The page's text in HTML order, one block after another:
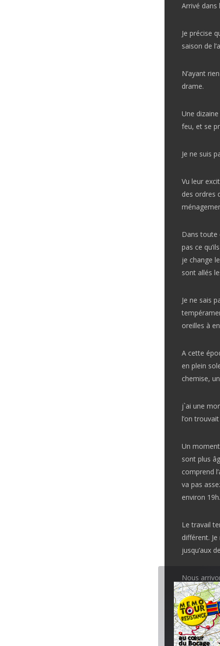
Arrivé dans
Je précise
saison de
N’ayant
drame.
Une
feu, et se
Je ne suis
Vu leur
des ordres
Dans toute
pas ce
je change
sont allés
Je ne sais
oreilles à
A cette
en plein
chemise,
j`ai une
l’on
Un
sont plus
comprend
va pas
environ
Le travail
différent.
jusqu’aux
Nous
très
Il y en a
font
Allemands